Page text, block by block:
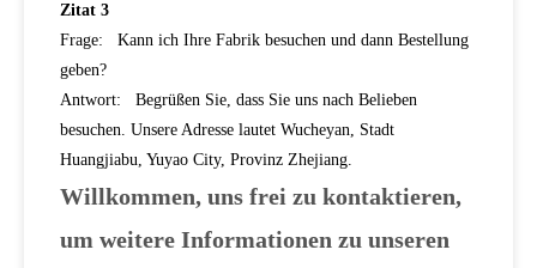
Zitat 3
Frage: Kann ich Ihre Fabrik besuchen und dann Bestellung
geben?
Antwort: Begrüßen Sie, dass Sie uns nach Belieben
besuchen. Unsere Adresse lautet Wucheyan, Stadt
Huangjiabu, Yuyao City, Provinz Zhejiang.
Willkommen, uns frei zu kontaktieren,
um weitere Informationen zu unseren